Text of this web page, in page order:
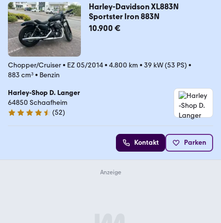
Harley-Davidson XL883N
Sportster Iron 883N
10.900 €
Chopper/Cruiser• EZ 05/2014• 4.800 km • 39 kW (53 PS) •
883 cm³• Benzin
Harley-Shop D. Langer
64850 Schaafheim
4.5 Sterne
(52)
Kontakt Parken